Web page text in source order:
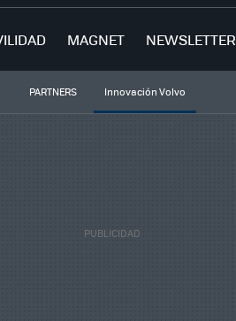
MAGNET NEWSLETTER
PARTNERS Innovación Volvo